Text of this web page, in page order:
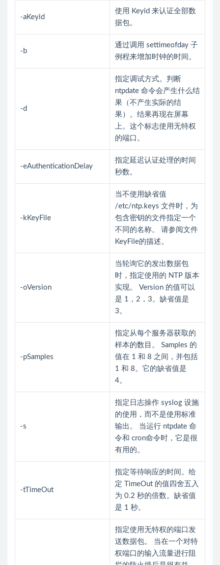
-aKeyid
使用 Keyid 来认证全部数
据包。
-b
通过调用 settimeofday 子
例程来增加时钟的时间。
-d
指定调试方式。判断
ntpdate 命令会产生什么结
果（不产生实际的结
果）。结果再现在屏幕
上。这个标志使用无特权
的端口。
-eAuthenticationDelay
指定延迟认证处理的时间
秒数。
-kKeyFile
当不使用缺省值
/etc/ntp.keys 文件时，为
包含密钥的文件指定一个
不同的名称。 请参阅文件
KeyFile的描述。
-oVersion
当轮询它的发出数据包
时，指定使用的 NTP 版本
实现。 Version 的值可以
是 1，2，3。缺省值是
3。
-pSamples
指定从每个服务器获取的
样本的数目。 Samples 的
值在 1 和 8 之间，并包括
1 和 8。它的缺省值是
4。
-s
指定日志操作 syslog 设施
的使用，而不是使用标准
输出。 当运行 ntpdate 命
令和 cron命令时，它是很
有用的。
-tTimeOut
指定等待响应的时间。给
定 TimeOut 的值四舍五入
为 0.2 秒的倍数。缺省值
是 1 秒。
指定使用无特权的端口发
送数据包。 当在一个对特
权端口的输入流量进行阻